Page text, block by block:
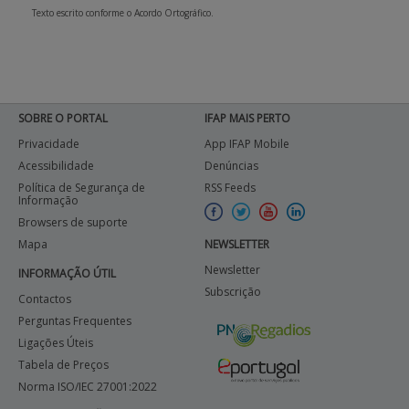
Texto escrito conforme o Acordo Ortográfico.
SOBRE O PORTAL
Privacidade
Acessibilidade
Política de Segurança de
Informação
Browsers de suporte
Mapa
INFORMAÇÃO ÚTIL
Contactos
Perguntas Frequentes
Ligações Úteis
Tabela de Preços
Norma ISO/IEC 27001:2022
IFAP MAIS PERTO
App IFAP Mobile
Denúncias
RSS Feeds
NEWSLETTER
Newsletter
Subscrição